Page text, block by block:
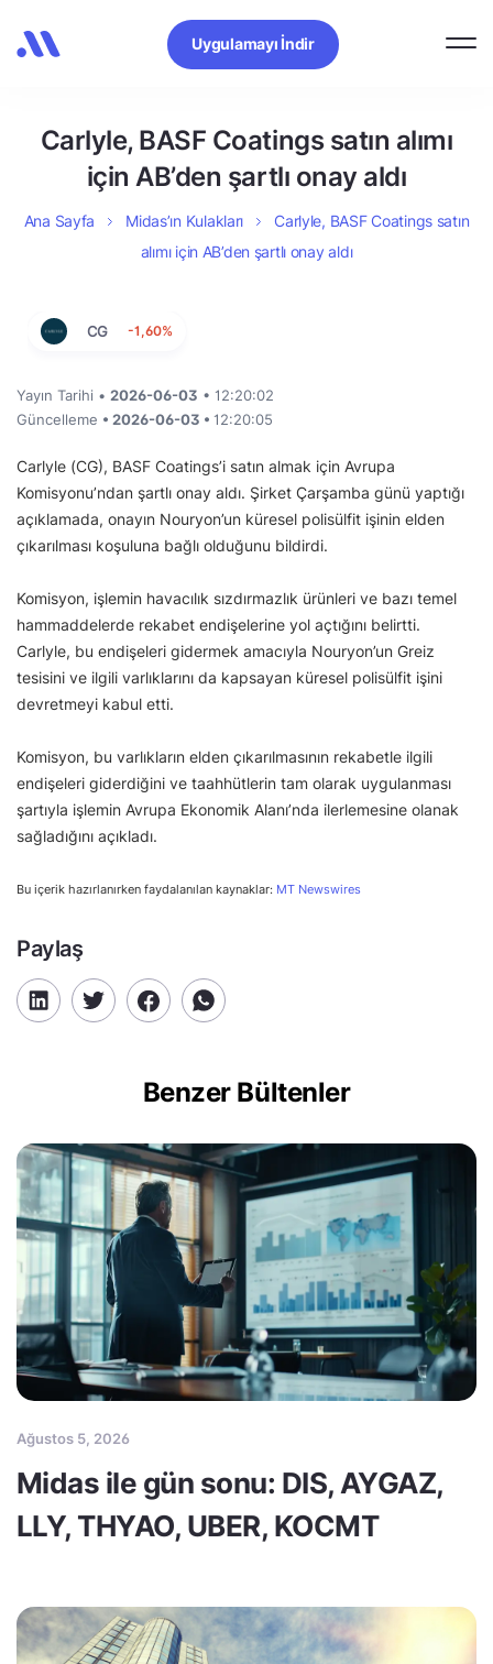
Uygulamayı İndir
Carlyle, BASF Coatings satın alımı
için AB’den şartlı onay aldı
Ana Sayfa Midas’ın Kulakları
Carlyle, BASF Coatings satın
alımı için AB’den şartlı onay aldı
CG -1,60%
Yayın Tarihi • 2026-06-03 • 12:20:02
Güncelleme • 2026-06-03 • 12:20:05
Carlyle (CG), BASF Coatings’i satın almak için Avrupa
Komisyonu’ndan şartlı onay aldı. Şirket Çarşamba günü yaptığı
açıklamada, onayın Nouryon’un küresel polisülfit işinin elden
çıkarılması koşuluna bağlı olduğunu bildirdi.
Komisyon, işlemin havacılık sızdırmazlık ürünleri ve bazı temel
hammaddelerde rekabet endişelerine yol açtığını belirtti.
Carlyle, bu endişeleri gidermek amacıyla Nouryon’un Greiz
tesisini ve ilgili varlıklarını da kapsayan küresel polisülfit işini
devretmeyi kabul etti.
Komisyon, bu varlıkların elden çıkarılmasının rekabetle ilgili
endişeleri giderdiğini ve taahhütlerin tam olarak uygulanması
şartıyla işlemin Avrupa Ekonomik Alanı’nda ilerlemesine olanak
sağladığını açıkladı.
Bu içerik hazırlanırken faydalanılan kaynaklar: MT Newswires
Paylaş
Benzer Bültenler
Ağustos 5, 2026
Midas ile gün sonu: DIS, AYGAZ,
LLY, THYAO, UBER, KOCMT